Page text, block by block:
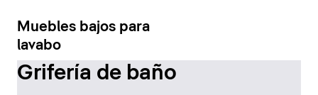
Muebles bajos para
lavabo
Grifería de baño